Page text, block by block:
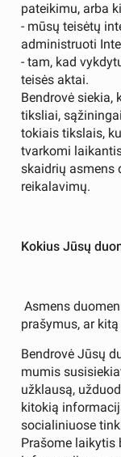
pateikimu, arba
- mūsų teisėtų
administruoti
- tam, kad
teisės aktai.
Bendrovė siekia,
tiksliai,
tokiais tikslais,
tvarkomi
skaidrių asmens
reikalavimų.
Kokius Jūsų
Asmens
prašymus, ar
Bendrovė Jūsų
mumis
užklausą,
kitokią
socialiniuose
Prašome laikytis